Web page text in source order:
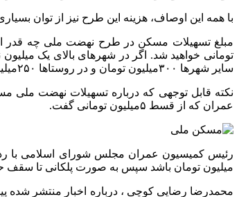
با همه این اوصاف، هزینه این طرح نیز از توان
سایر شهرها ۳۰۰میلیون تومان و در روستاها ۲۵۰میلیون تومان است.
عمران که از قسط ۵میلیون تومانی گفت.
میلیون تومان باشد سپس به صورت پلکانی تا سقف حداکثر ۵ میلیون تومان